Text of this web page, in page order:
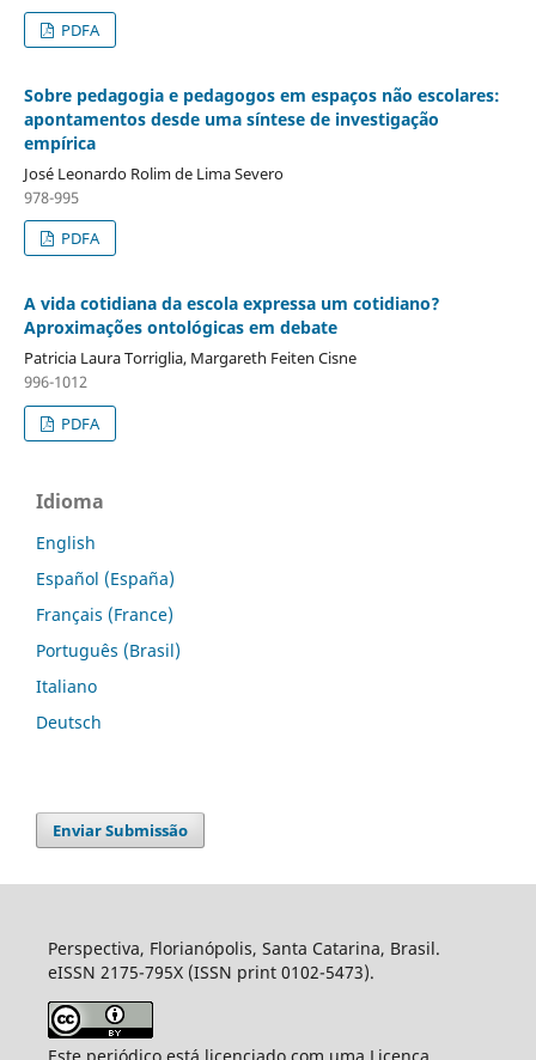
PDFA
Sobre pedagogia e pedagogos em espaços não escolares:
apontamentos desde uma síntese de investigação
empírica
José Leonardo Rolim de Lima Severo
978-995
PDFA
A vida cotidiana da escola expressa um cotidiano?
Aproximações ontológicas em debate
Patricia Laura Torriglia, Margareth Feiten Cisne
996-1012
PDFA
Idioma
English
Español (España)
Français (France)
Português (Brasil)
Italiano
Deutsch
Enviar Submissão
Perspectiva, Florianópolis, Santa Catarina, Brasil.
eISSN 2175-795X (ISSN print 0102-5473).